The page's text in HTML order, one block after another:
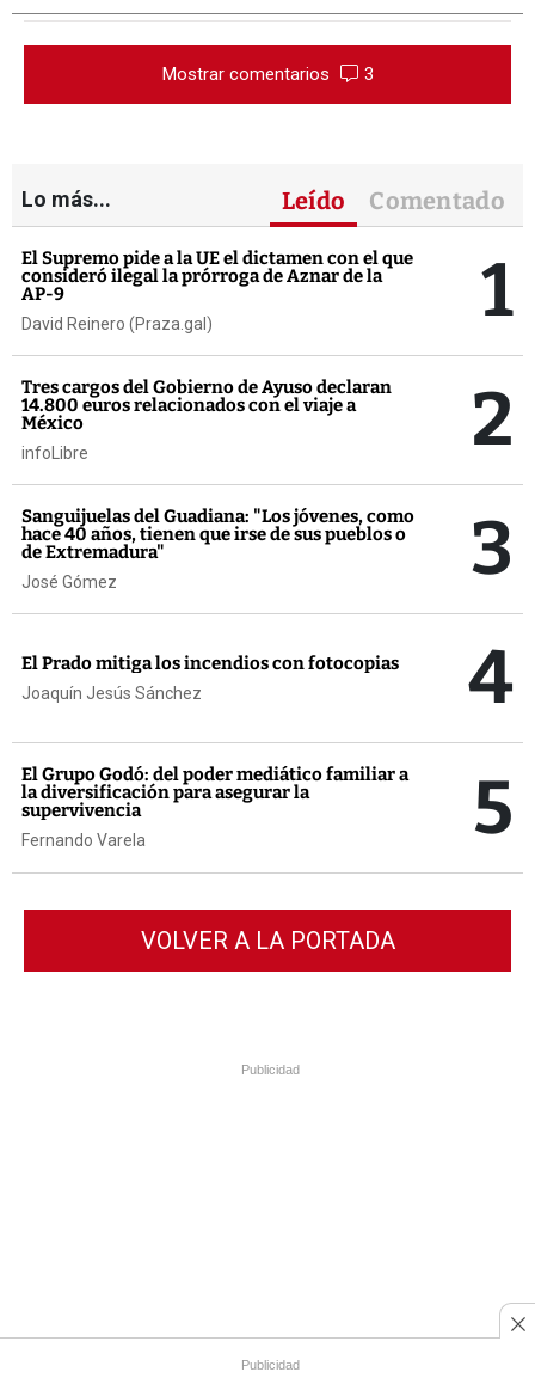
Mostrar comentarios 3
Lo más... Leído Comentado
El Supremo pide a la UE el dictamen con el que
consideró ilegal la prórroga de Aznar de la
AP-9
David Reinero (Praza.gal) 1
Tres cargos del Gobierno de Ayuso declaran
14.800 euros relacionados con el viaje a
México
infoLibre 2
Sanguijuelas del Guadiana: "Los jóvenes, como
hace 40 años, tienen que irse de sus pueblos o
de Extremadura"
José Gómez 3
El Prado mitiga los incendios con fotocopias
Joaquín Jesús Sánchez 4
El Grupo Godó: del poder mediático familiar a
la diversificación para asegurar la
supervivencia
Fernando Varela 5
VOLVER A LA PORTADA
Publicidad
Publicidad